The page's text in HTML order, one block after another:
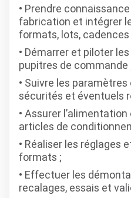
Prendre
fabrication et intégrer
formats, lots,
Démarrer et piloter
pupitres de commande
Suivre les
sécurités et éventuels
Assurer
articles de
Réaliser les réglages
formats ;
Effectuer les
recalages, essais et